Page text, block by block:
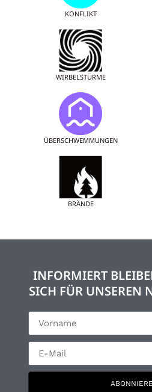
KONFLIKT
WIRBELSTÜRME
ÜBERSCHWEMMUNGEN
BRÄNDE
INFORMIERT
SICH FÜR UNSEREN